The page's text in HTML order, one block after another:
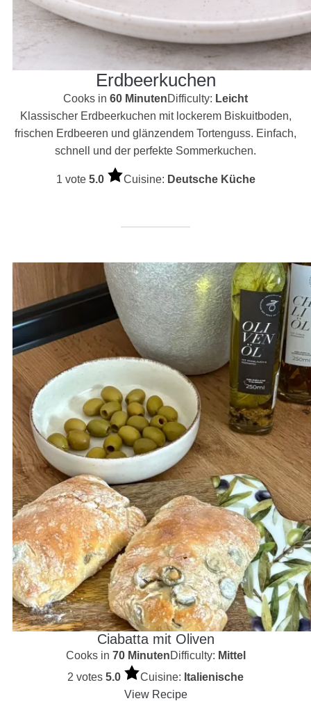
Erdbeerkuchen
Cooks in 60 MinutenDifficulty: Leicht
Klassischer Erdbeerkuchen mit lockerem Biskuitboden,
frischen Erdbeeren und glänzendem Tortenguss. Einfach,
schnell und der perfekte Sommerkuchen.
1 vote 5.0 Cuisine: Deutsche Küche
Ciabatta mit Oliven
Cooks in 70 MinutenDifficulty: Mittel
2 votes 5.0 Cuisine: Italienische
View Recipe